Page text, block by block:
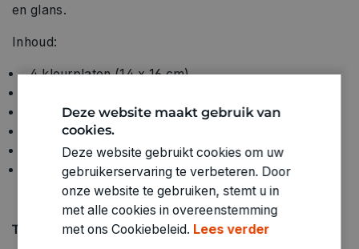
en glans.
Inhoud:
4 kleurplaten (14 x 16 cm)
1 sorteerlade
1 blok was
1 gereedschap om de diamantjes te plaatsen
1 stap-voor-stap instructieboekje in kleur.
Technische specificaties
Deze website maakt gebruik van
cookies.
Deze website gebruikt cookies om uw
gebruikerservaring te verbeteren. Door
onze website te gebruiken, stemt u in
met alle cookies in overeenstemming
met ons Cookiebeleid. Lees verder